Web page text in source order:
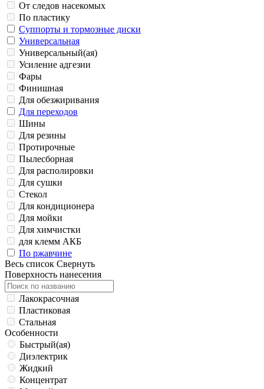
От следов насекомых
По пластику
Суппорты и тормозные диски
Универсальная
Универсальный(ая)
Усиление адгезии
Фары
Финишная
Для обезжиривания
Для переходов
Шины
Для резины
Протирочные
Пылесборная
Для располировки
Для сушки
Стекол
Для кондиционера
Для мойки
Для химчистки
для клемм АКБ
По ржавчине
Весь список Свернуть
Поверхность нанесения
Лакокрасочная
Пластиковая
Стальная
Особенности
Быстрый(ая)
Диэлектрик
Жидкий
Концентрат